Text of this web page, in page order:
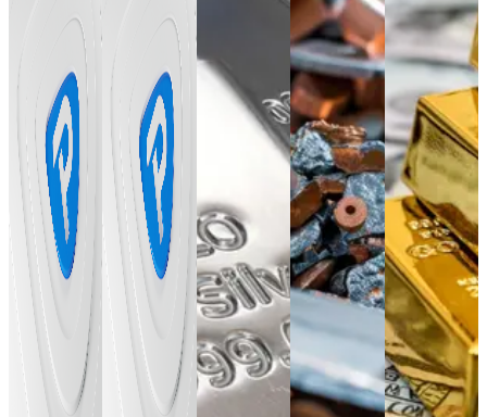
Razor gold
مقابل التداول
القياسي
للذهب: أيهما
يناسب
إستراتيجيتك؟
دليل
التداولالسلع
الأساسية
ما هي المعادن
الأساسية وكيف
تتداولها؟
مع انخفاض
تكاليف
الدخول
مقارنة
بالمعادن
الثمينة، فإن
أسواق
المعادن
الأساسية
متاحة.
الأساسية
دليلك لفهم
السوق
المؤثرة
باعتباره
سلعة ثمينة
وصناعية،
يمكن أن
يوفر الفضة
فرصًا مميزة
مع إدارة
التعرض
للمخاطر.
دليل
التداولالسلع
الأساسية
دليلك الشامل
لتداول الذهب
تعلم التداول
بالذهب
واستكشاف
الأسباب
الأساسية
التي يقوم بها
المستثمرون
بشراء وبيع
الذهب.
التداول
السلع
الأساسية
ما هي عقود
الفروقات
مبسّط وآلية
التداول |
Pepperstone
دليل تعليمي
يشرح مفهوم
عقود
الفروقات
وآلية التداول
عليها، وكيفية
الاستفادة من
تحركات
الأسعار دون
امتلاك
الأصول
الأساسية.
دليل